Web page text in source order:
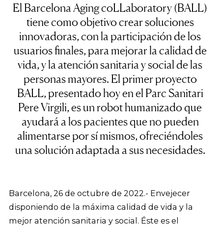
El Barcelona Aging coLLaboratory (BALL)
tiene como objetivo crear soluciones
innovadoras, con la participación de los
usuarios finales, para mejorar la calidad de
vida, y la atención sanitaria y social de las
personas mayores. El primer proyecto
BALL, presentado hoy en el Parc Sanitari
Pere Virgili, es un robot humanizado que
ayudará a los pacientes que no pueden
alimentarse por sí mismos, ofreciéndoles
una solución adaptada a sus necesidades.
Barcelona, 26 de octubre de 2022.- Envejecer
disponiendo de la máxima calidad de vida y la
mejor atención sanitaria y social. Éste es el